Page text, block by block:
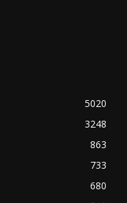
5020
3248
863
733
680